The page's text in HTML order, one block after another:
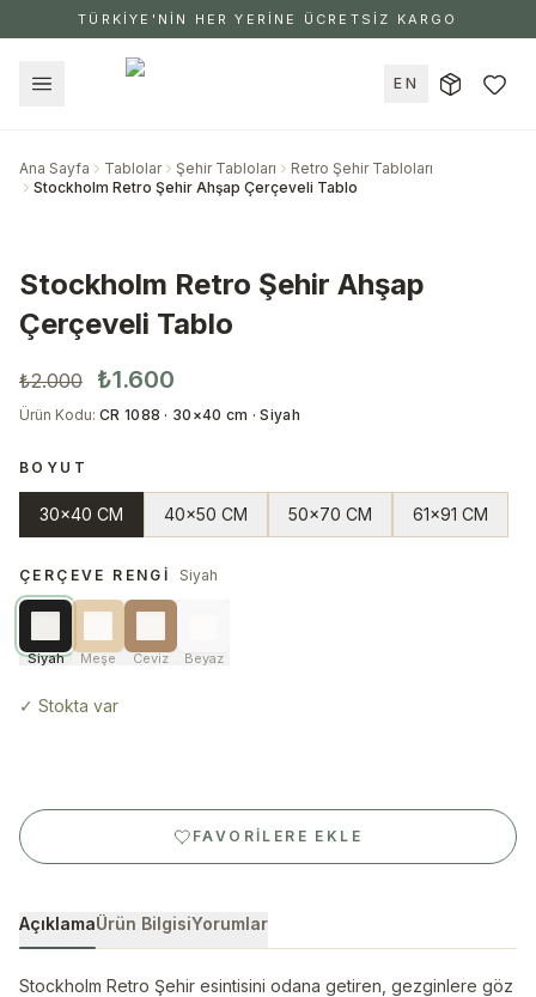
TÜRKİYE'NİN HER YERİNE ÜCRETSİZ KARGO
EN
Ana Sayfa Tablolar Şehir Tabloları
Retro Şehir Tabloları
Stockholm Retro Şehir Ahşap Çerçeveli Tablo
Stockholm Retro Şehir Ahşap
Çerçeveli Tablo
₺2.000 ₺1.600
Ürün Kodu: CR 1088 · 30×40 cm · Siyah
BOYUT
30x40 CM 40x50 CM 50x70 CM 61x91 CM
ÇERÇEVE RENGI Siyah
Siyah Meşe Ceviz Beyaz
✓ Stokta var
FAVORILERE EKLE
AçıklamaÜrün BilgisiYorumlar
Stockholm Retro Şehir esintisini odana getiren, gezginlere göz